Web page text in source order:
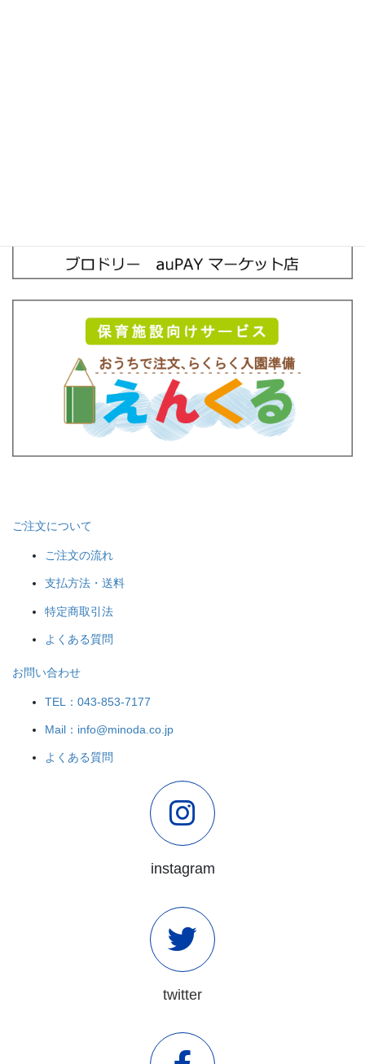
ご注文について
ご注文の流れ
支払方法・送料
特定商取引法
よくある質問
お問い合わせ
TEL：043-853-7177
Mail：info@minoda.co.jp
よくある質問
instagram
twitter